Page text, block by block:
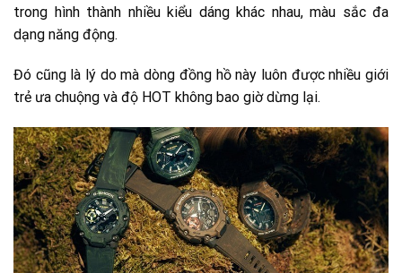
trong hình thành nhiều kiểu dáng khác nhau, màu sắc đa
dạng năng động.
Đó cũng là lý do mà dòng đồng hồ này luôn được nhiều giới
trẻ ưa chuộng và độ HOT không bao giờ dừng lại.